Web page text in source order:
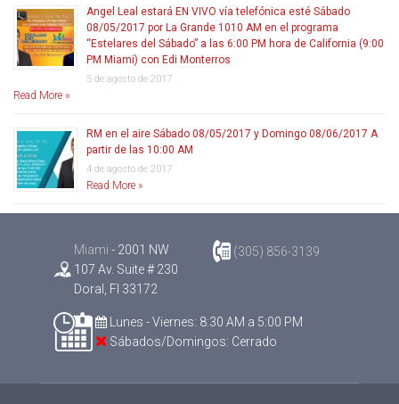
Angel Leal estará EN VIVO vía telefónica esté Sábado
08/05/2017 por La Grande 1010 AM en el programa
“Estelares del Sábado” a las 6:00 PM hora de California (9:00
PM Miami) con Edi Monterros
5 de agosto de 2017
Read More »
RM en el aire Sábado 08/05/2017 y Domingo 08/06/2017 A
partir de las 10:00 AM
4 de agosto de 2017
Read More »
Miami - 2001 NW
107 Av. Suite # 230
Doral, Fl 33172
(305) 856-3139
Lunes - Viernes: 8:30 AM a 5:00 PM
Sábados/Domingos: Cerrado